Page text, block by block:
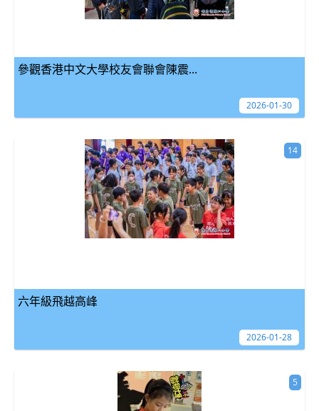
參觀香港中文大學校友會聯會陳震...
2026-01-30
六年級飛越高峰
14
2026-01-28
5